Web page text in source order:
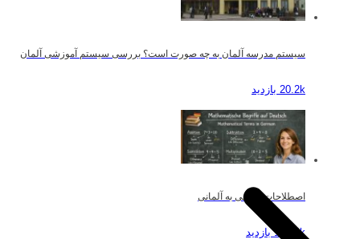
سیستم مدرسه آلمان به چه صورت است؟ بررسی سیستم آموزشی آلمان
20.2k بازدید
اصطلاحات ریاضی به آلمانی
19.49k بازدید